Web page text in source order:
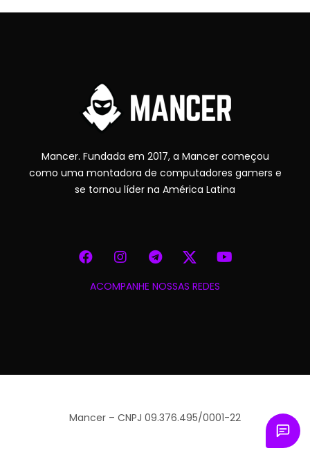
Mancer. Fundada em 2017, a Mancer começou
como uma montadora de computadores gamers e
se tornou líder na América Latina
ACOMPANHE NOSSAS REDES
Mancer – CNPJ 09.376.495/0001-22